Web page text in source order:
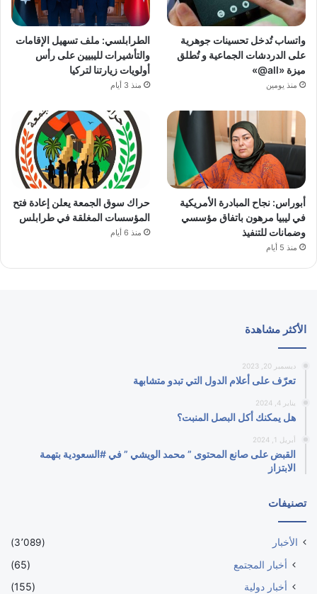
واتساب تُدخل تحسينات جوهرية
على الدردشات الجماعية و تُطلق
ميزة «all@»
منذ يومين
الطرابلسي: ملف تسهيل الإقامات
والتأشيرات لليبيين على رأس
أولويات زيارتنا لتركيا
منذ 3 أيام
أبوراس: نجاح المبادرة الأمريكية
في ليبيا مرهون باتفاق مؤسسي
وضمانات للتنفيذ
منذ 5 أيام
حراك سوق الجمعة يعلن إعادة فتح
المؤسسات المغلقة في طرابلس
منذ 6 أيام
الأكثر مشاهدة
ديسمبر 20, 2023
تعرّف على أعلام الدول التي تبدو متشابهة
يناير 4, 2024
هل يمكنك أكل البصل المنبت؟
أبريل 1, 2024
القبض على صانع المحتوى ” محمد الويشي ” في #السعودية بتهمة
الابتزاز
تصنيفات
الأخبار (3٬089)
أخبار المجتمع
(65)
أخبار دولية
(155)